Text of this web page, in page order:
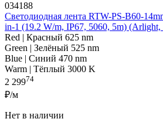
034188
Светодиодная лента RTW-PS-B60-
in-1 (19.2 W/m, IP67, 5060, 5m) (Arlight,
Red | Красный 625 nm
Green | Зелёный 525 nm
Blue | Синий 470 nm
Warm | Тёплый 3000 K
2 29974
₽/м
Нет в наличии